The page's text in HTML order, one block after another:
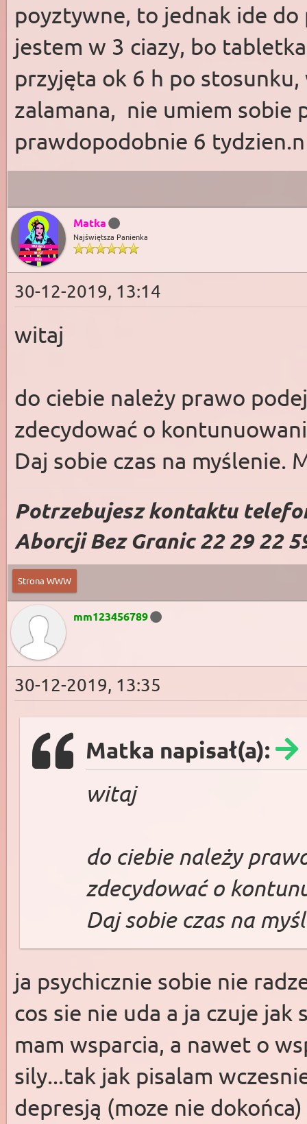
poyztywne, to jednak ide
jestem w 3 ciazy, bo tabletka
przyjęta ok 6 h po
zalamana, nie umiem sobie
prawdopodobnie 6
Matka
Najświętsza Panienka
30-12-2019, 13:14
witaj
do ciebie należy prawo
zdecydować o
Daj sobie czas na myślenie.
Potrzebujesz kontaktu
Aborcji Bez Granic 22 29 22
Strona WWW
mm123456789
30-12-2019, 13:35
Matka napisał(a):
witaj
do ciebie należy
zdecydować o
Daj sobie czas na
ja psychicznie sobie nie
cos sie nie uda a ja czuje
mam wsparcia, a nawet o
sily...tak jak pisalam
depresją (moze nie